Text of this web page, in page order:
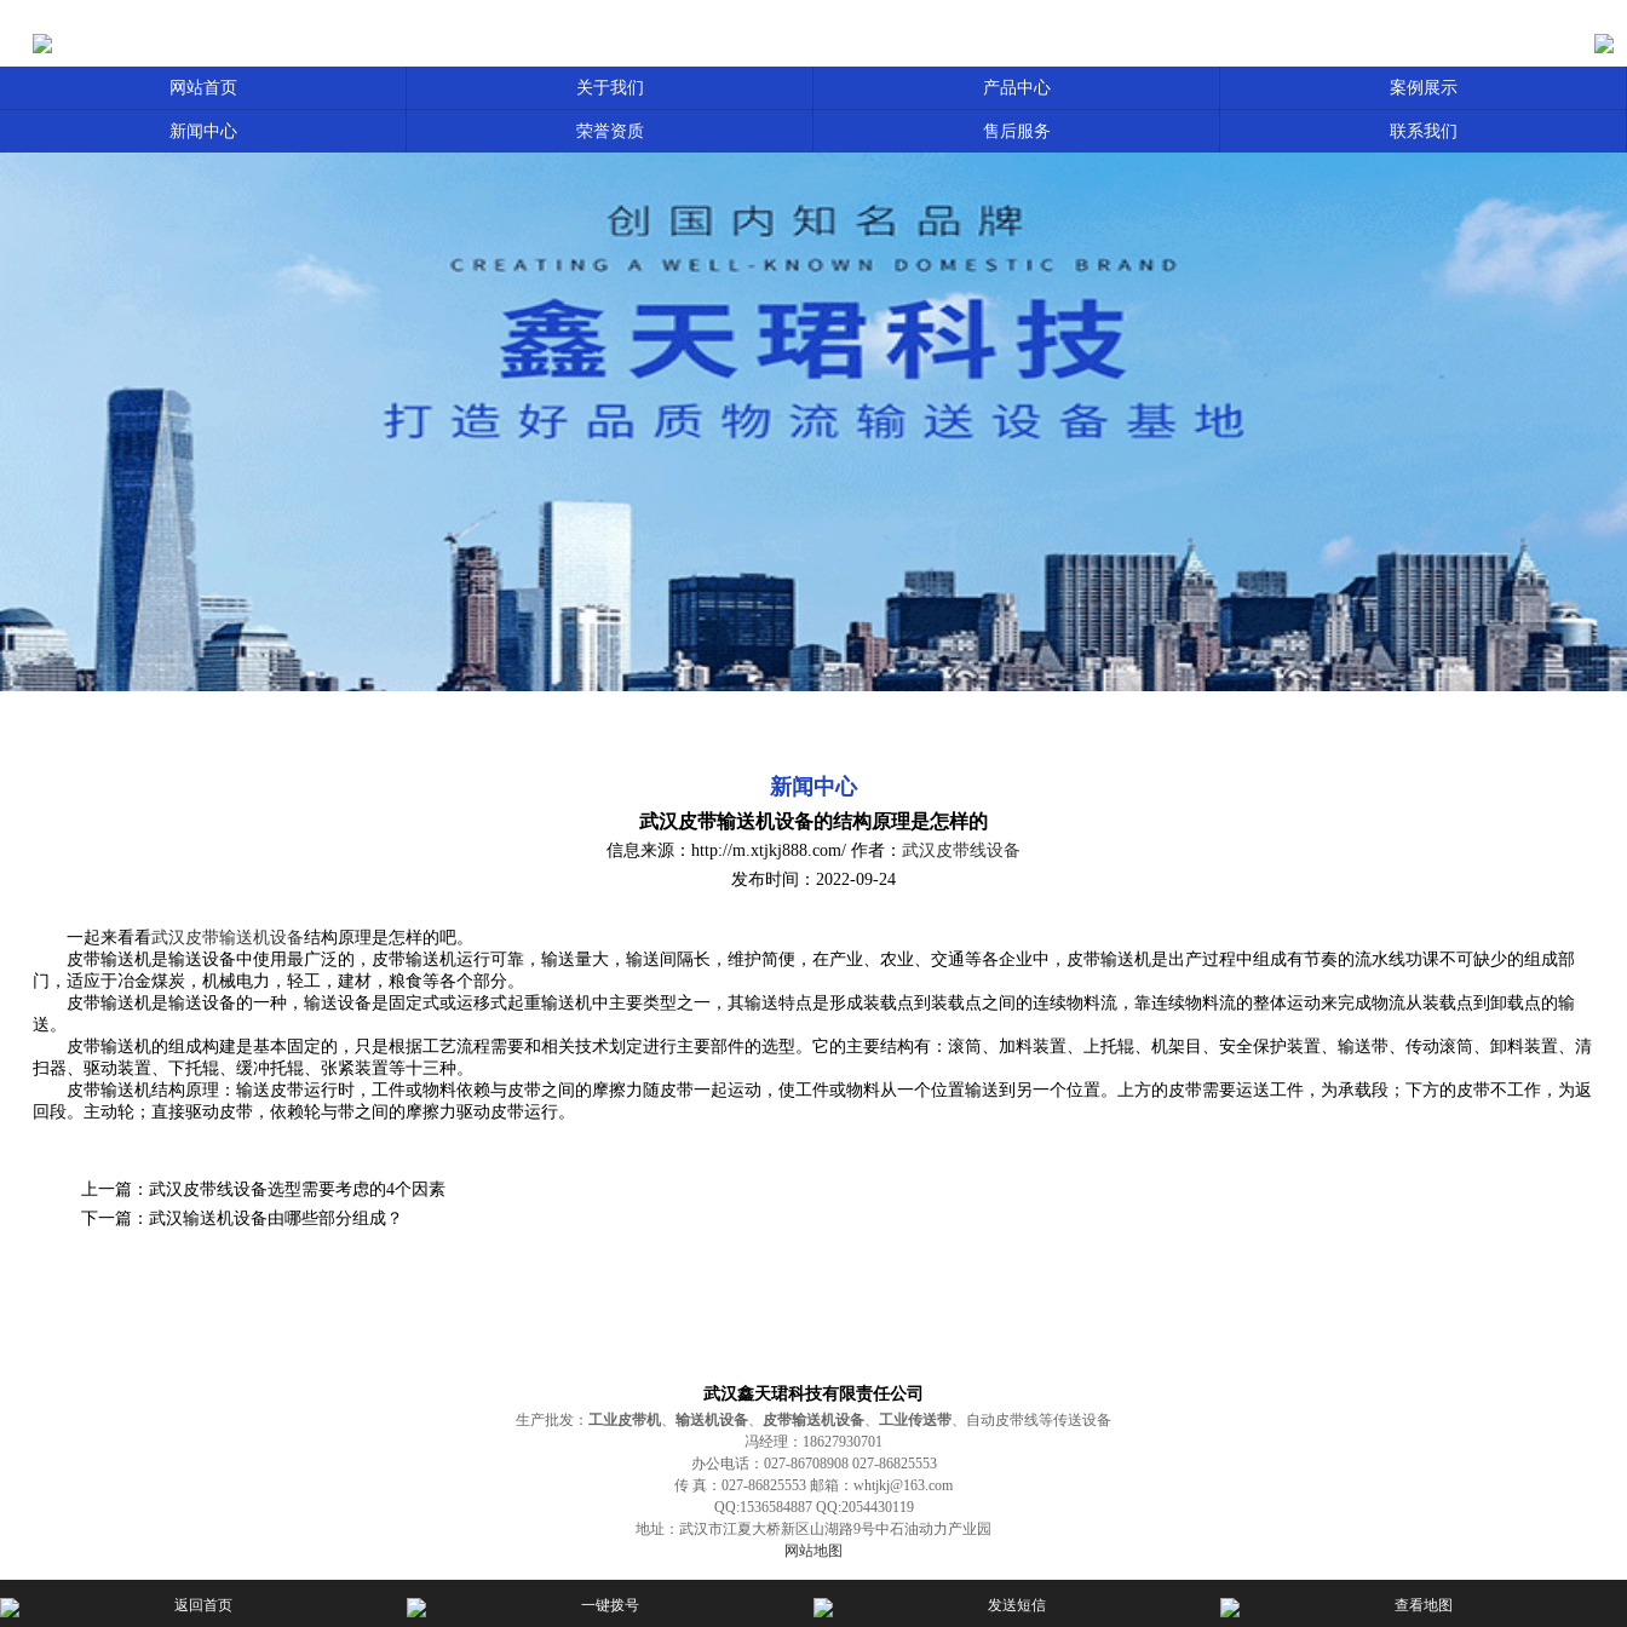
网站首页 关于我们 产品中心 案例展示
新闻中心 荣誉资质 售后服务 联系我们
新闻中心
武汉皮带输送机设备的结构原理是怎样的
信息来源：http://m.xtjkj888.com/ 作者： 武汉皮带线设备
发布时间：2022-09-24
一起来看看武汉皮带输送机设备结构原理是怎样的吧。
皮带输送机是输送设备中使用最广泛的，皮带输送机运行可靠，输送量大，输送间隔长，维护简便，在产业、农业、交通等各企业中，皮带输送机是出产过程中组成有节奏的流水线功课不可缺少的组成部
门，适应于冶金煤炭，机械电力，轻工，建材，粮食等各个部分。
皮带输送机是输送设备的一种，输送设备是固定式或运移式起重输送机中主要类型之一，其输送特点是形成装载点到装载点之间的连续物料流，靠连续物料流的整体运动来完成物流从装载点到卸载点的输
送。
皮带输送机的组成构建是基本固定的，只是根据工艺流程需要和相关技术划定进行主要部件的选型。它的主要结构有：滚筒、加料装置、上托辊、机架目、安全保护装置、输送带、传动滚筒、卸料装置、清
扫器、驱动装置、下托辊、缓冲托辊、张紧装置等十三种。
皮带输送机结构原理：输送皮带运行时，工件或物料依赖与皮带之间的摩擦力随皮带一起运动，使工件或物料从一个位置输送到另一个位置。上方的皮带需要运送工件，为承载段；下方的皮带不工作，为返
回段。主动轮；直接驱动皮带，依赖轮与带之间的摩擦力驱动皮带运行。
上一篇：武汉皮带线设备选型需要考虑的4个因素
下一篇：武汉输送机设备由哪些部分组成？
武汉鑫天珺科技有限责任公司
生产批发： 工业皮带机 输送机设备 皮带输送机设备 工业传送带 、自动皮带线等传送设备
冯经理：18627930701
办公电话：027-86708908 027-86825553
传 真：027-86825553 邮箱：whtjkj@163.com
QQ:1536584887 QQ:2054430119
地址：武汉市江夏大桥新区山湖路9号中石油动力产业园
网站地图
返回首页 一键拨号 发送短信 查看地图